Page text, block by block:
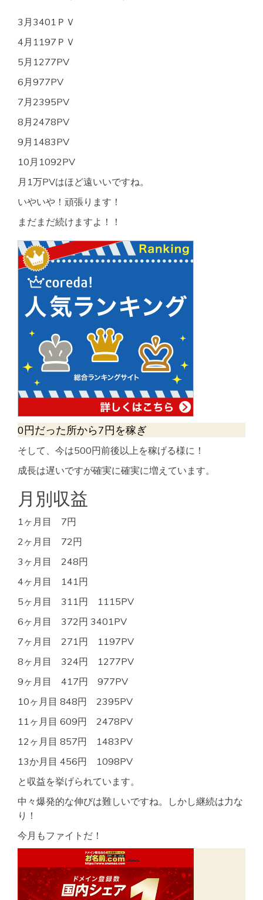
3月3401ＰＶ
4月1197ＰＶ
5月1277PV
6月977PV
7月2395PV
8月2478PV
9月1483PV
10月1092PV
月1万PVはほど遠いいですね。
いやいや！頑張ります！
まだまだ続けますよ！！
0円だった所から7円を稼ぎ
そして、今は500円前後以上を稼げる様に！
成長は遅いですが確実に確実に増えています。
月別収益
1ヶ月目 7円
2ヶ月目 72円
3ヶ月目 248円
4ヶ月目 141円
5ヶ月目 311円 1115PV
6ヶ月目 372円 3401PV
7ヶ月目 271円 1197PV
8ヶ月目 324円 1277PV
9ヶ月目 417円 977PV
10ヶ月目 848円 2395PV
11ヶ月目 609円 2478PV
12ヶ月目 857円 1483PV
13か月目 456円 1098PV
と収益を挙げられています。
中々爆発的な伸びは難しいですね。しかし継続は力な
り！
今月もファイトだ！